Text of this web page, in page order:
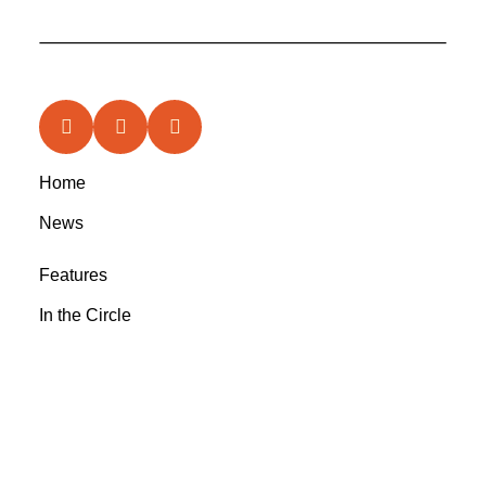
Home
News
Features
In the Circle